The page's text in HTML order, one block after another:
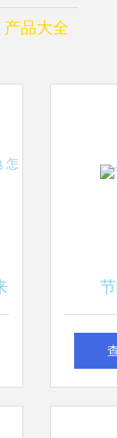
产品大全